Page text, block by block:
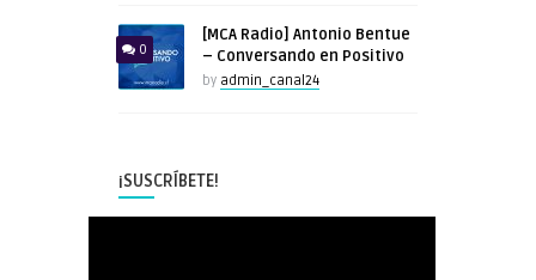
0
[MCA Radio] Antonio Bentue
– Conversando en Positivo
by admin_canal24
¡SUSCRÍBETE!